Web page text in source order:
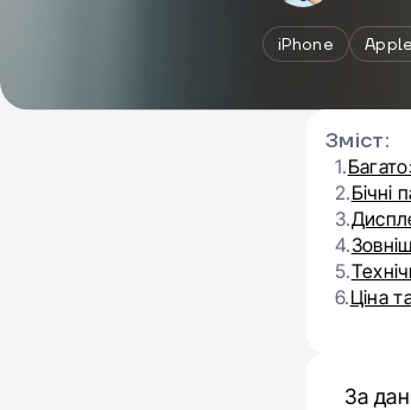
iPhone Apple
За
Зміст:
1.
2.Бічні
3.
4.
5.
6.Ціна